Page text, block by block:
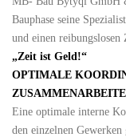
Bauphase seine
und einen
„Zeit ist Geld!“
OPTIMALE
Eine optimale interne
den einzelnen